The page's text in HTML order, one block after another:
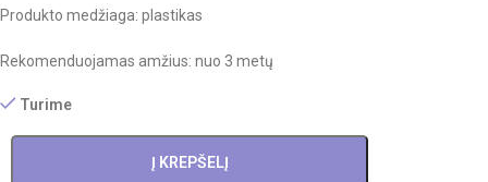
Produkto medžiaga: plastikas
Rekomenduojamas amžius: nuo 3 metų
Turime
Į KREPŠELĮ